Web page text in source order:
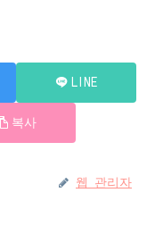
LINE
복사
웹 관리자